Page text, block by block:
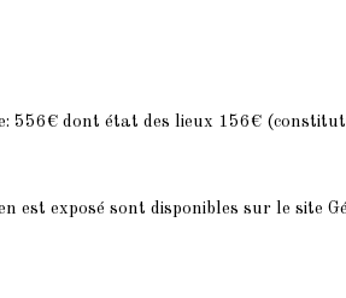
556€ dont état des lieux 156€
est exposé sont disponibles sur le site